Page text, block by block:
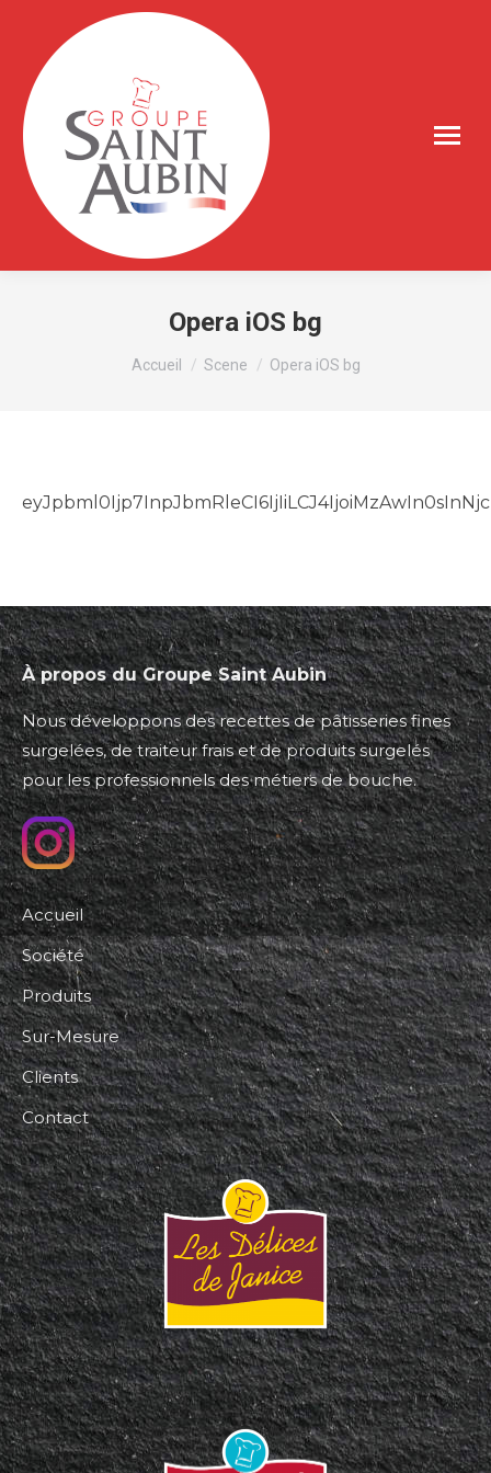
Opera iOS bg
Vous êtes ici :
Accueil Scene Opera iOS bg
À propos du Groupe Saint Aubin
Nous développons des recettes de pâtisseries fines
surgelées, de traiteur frais et de produits surgelés
pour les professionnels des métiers de bouche.
Accueil
Société
Produits
Sur-Mesure
Clients
Contact